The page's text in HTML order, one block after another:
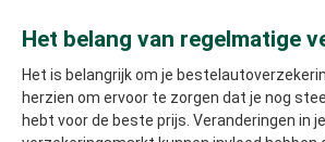
Het belang van regelmatige
Het is belangrijk om je
herzien om ervoor te zorgen dat je nog
hebt voor de beste prijs. Veranderingen in